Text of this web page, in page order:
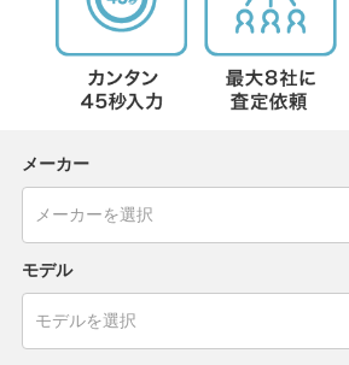
メーカー
モデル